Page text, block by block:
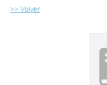
>> Volver